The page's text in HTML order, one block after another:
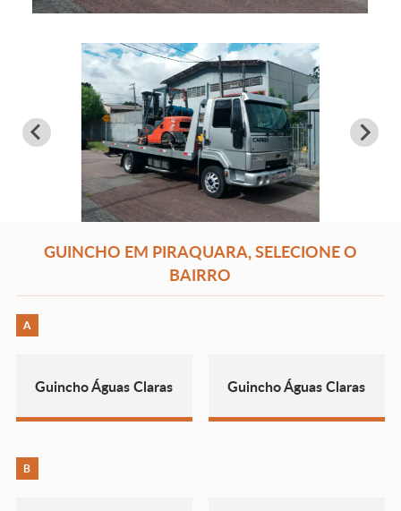
GUINCHO EM PIRAQUARA, SELECIONE O
BAIRRO
A
Guincho Águas Claras Guincho Águas Claras
B